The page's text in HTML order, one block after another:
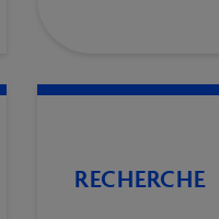
RECHERCHE